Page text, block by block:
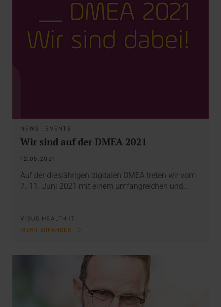
NEWS · EVENTS
Wir sind auf der DMEA 2021
12.05.2021
Auf der diesjährigen digitalen DMEA treten wir vom
7.-11. Juni 2021 mit einem umfangreichen und…
VISUS HEALTH IT
MEHR ERFAHREN